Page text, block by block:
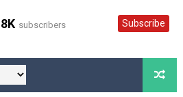
subscribers Subscribe